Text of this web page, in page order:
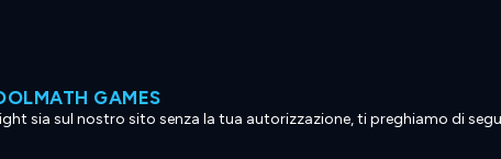
GAMES
sia sul nostro sito senza la tua autorizzazione, ti preghiamo di